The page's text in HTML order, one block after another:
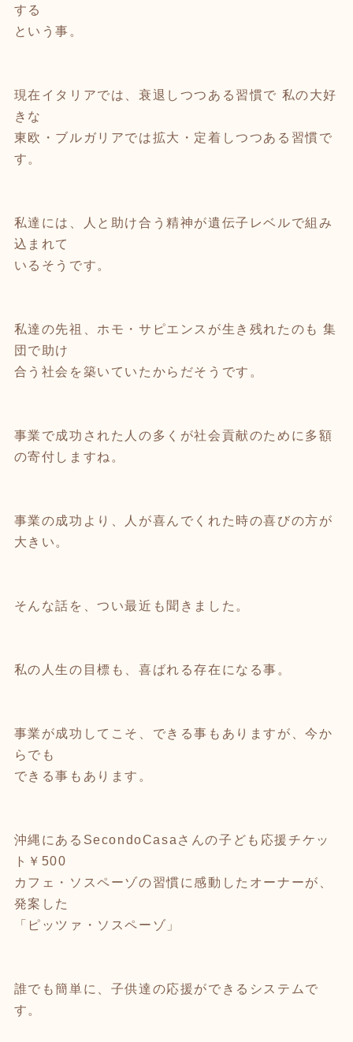
する
という事。
現在イタリアでは、衰退しつつある習慣で 私の大好
きな
東欧・ブルガリアでは拡大・定着しつつある習慣で
す。
私達には、人と助け合う精神が遺伝子レベルで組み
込まれて
いるそうです。
私達の先祖、ホモ・サピエンスが生き残れたのも 集
団で助け
合う社会を築いていたからだそうです。
事業で成功された人の多くが社会貢献のために多額
の寄付しますね。
事業の成功より、人が喜んでくれた時の喜びの方が
大きい。
そんな話を、つい最近も聞きました。
私の人生の目標も、喜ばれる存在になる事。
事業が成功してこそ、できる事もありますが、今か
らでも
できる事もあります。
沖縄にあるSecondoCasaさんの子ども応援チケッ
ト￥500
カフェ・ソスペーゾの習慣に感動したオーナーが、
発案した
「ピッツァ・ソスペーゾ」
誰でも簡単に、子供達の応援ができるシステムで
す。